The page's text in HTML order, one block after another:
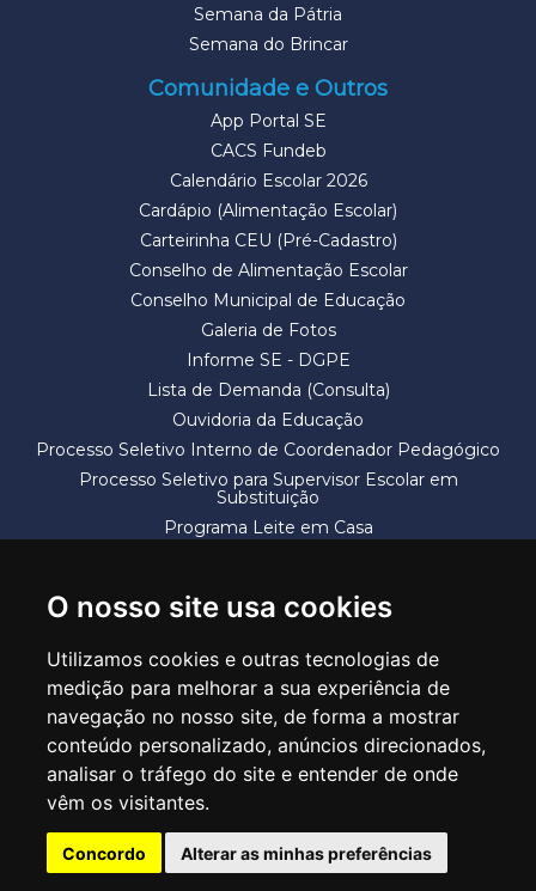
O nosso site usa cookies
Utilizamos cookies e outras tecnologias de
medição para melhorar a sua experiência de
navegação no nosso site, de forma a mostrar
conteúdo personalizado, anúncios direcionados,
analisar o tráfego do site e entender de onde
vêm os visitantes.
Concordo Alterar as minhas preferências
Semana da Pátria
Semana do Brincar
Comunidade e Outros
App Portal SE
CACS Fundeb
Calendário Escolar 2026
Cardápio (Alimentação Escolar)
Carteirinha CEU (Pré-Cadastro)
Conselho de Alimentação Escolar
Conselho Municipal de Educação
Galeria de Fotos
Informe SE - DGPE
Lista de Demanda (Consulta)
Ouvidoria da Educação
Processo Seletivo Interno de Coordenador Pedagógico
Processo Seletivo para Supervisor Escolar em
Substituição
Programa Leite em Casa
SECRETARIA DE EDUCAÇÃO
Rua Claudino Barbosa, 313 - Macedo - Guarulhos/SP CEP 07113-040
Central de Atendimento: *55 11 2475-7300